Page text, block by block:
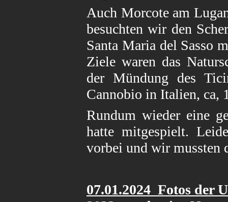
Auch Morcote am
besuchten wir den
Santa Maria del Sasso
Ziele waren das
der Mündung des
Cannobio in Italien, ca,
Rundum wieder eine
hatte mitgespielt.
vorbei und wir mussten
07.01.2024 Fotos der